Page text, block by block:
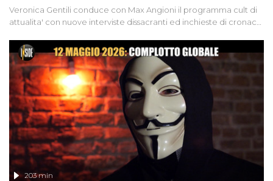
Veronica Gentili conduce con Max Angioni il programma cult di
attualita' con nuove interviste dissacranti ed inchieste di cronaca
203 min